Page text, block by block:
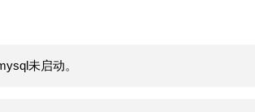
未启动。